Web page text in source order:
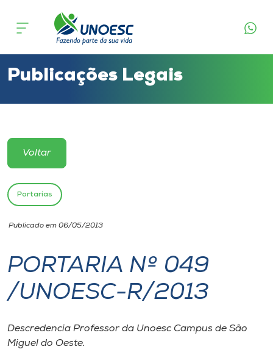
Cursos
Atendimento ao Estudante
Portal de Ensino
Unoesc
Internacionalização
I.nova
Diplomados
Publicações Legais
Voltar
Portarias
Publicado em 06/05/2013
PORTARIA Nº 049
/UNOESC-R/2013
Descredencia Professor da Unoesc Campus de São
Miguel do Oeste.